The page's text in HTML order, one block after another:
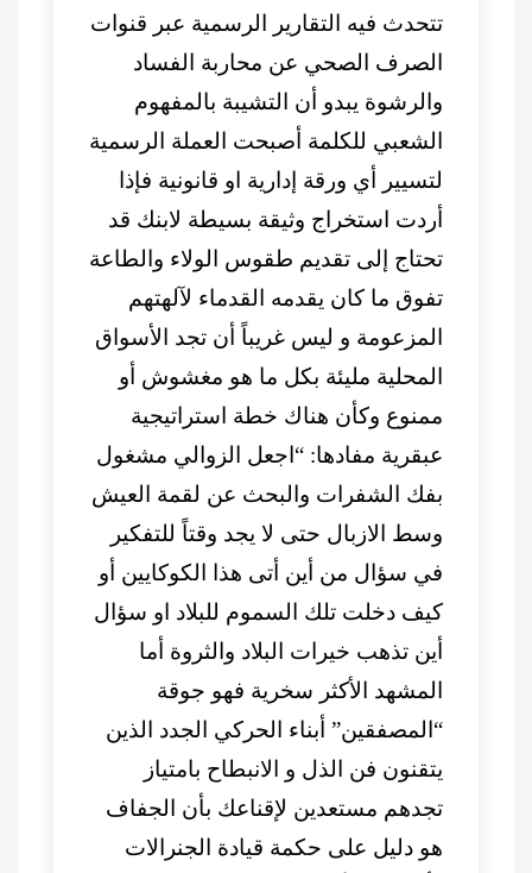
تتحدث فيه التقارير الرسمية عبر قنوات
الصرف الصحي عن محاربة الفساد
والرشوة يبدو أن التشيبة بالمفهوم
الشعبي للكلمة أصبحت العملة الرسمية
لتسيير أي ورقة إدارية او قانونية فإذا
أردت استخراج وثيقة بسيطة لابنك قد
تحتاج إلى تقديم طقوس الولاء والطاعة
تفوق ما كان يقدمه القدماء لآلهتهم
المزعومة و ليس غريباً أن تجد الأسواق
المحلية مليئة بكل ما هو مغشوش أو
ممنوع وكأن هناك خطة استراتيجية
عبقرية مفادها: “اجعل الزوالي مشغول
بفك الشفرات والبحث عن لقمة العيش
وسط الازبال حتى لا يجد وقتاً للتفكير
في سؤال من أين أتى هذا الكوكايين أو
كيف دخلت تلك السموم للبلاد او سؤال
أين تذهب خيرات البلاد والثروة أما
المشهد الأكثر سخرية فهو جوقة
“المصفقين” أبناء الحركي الجدد الذين
يتقنون فن الذل و الانبطاح بامتياز
تجدهم مستعدين لإقناعك بأن الجفاف
هو دليل على حكمة قيادة الجنرالات